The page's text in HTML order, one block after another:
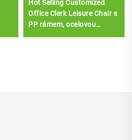
Hot Selling Customized
Office Clerk Leisure Chair s
PP rámem, ocelovou